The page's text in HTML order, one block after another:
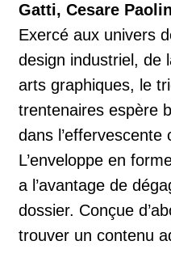
Gatti, Cesare
Exercé aux univers
design industriel, de
arts graphiques, le
trentenaires espère
dans l’effervescente
L’enveloppe en
a l’avantage de
dossier. Conçue
trouver un contenu